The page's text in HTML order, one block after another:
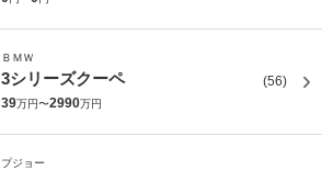
ＢＭＷ
3シリーズクーペ
39万円〜2990万円
(56)
プジョー